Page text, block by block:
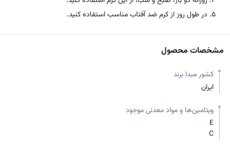
در طول روز از کرم ضد آفتاب مناسب استفاده کنید.
مشخصات محصول
کشور مبدا برند
ایران
ویتامین‌ها و مواد معدنی موجود
E
C